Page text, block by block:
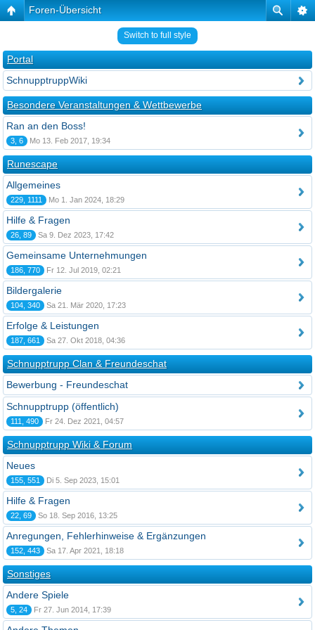
Foren-Übersicht
Switch to full style
Portal
SchnupptruppWiki
Besondere Veranstaltungen & Wettbewerbe
Ran an den Boss!
3, 6 Mo 13. Feb 2017, 19:34
Runescape
Allgemeines
229, 1111 Mo 1. Jan 2024, 18:29
Hilfe & Fragen
26, 89 Sa 9. Dez 2023, 17:42
Gemeinsame Unternehmungen
186, 770 Fr 12. Jul 2019, 02:21
Bildergalerie
104, 340 Sa 21. Mär 2020, 17:23
Erfolge & Leistungen
187, 661 Sa 27. Okt 2018, 04:36
Schnupptrupp Clan & Freundeschat
Bewerbung - Freundeschat
Schnupptrupp (öffentlich)
111, 490 Fr 24. Dez 2021, 04:57
Schnupptrupp Wiki & Forum
Neues
155, 551 Di 5. Sep 2023, 15:01
Hilfe & Fragen
22, 69 So 18. Sep 2016, 13:25
Anregungen, Fehlerhinweise & Ergänzungen
152, 443 Sa 17. Apr 2021, 18:18
Sonstiges
Andere Spiele
5, 24 Fr 27. Jun 2014, 17:39